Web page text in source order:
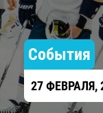
События
27 ФЕВРАЛЯ,